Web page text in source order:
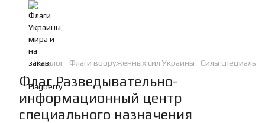
Каталог Флаги вооруженных сил Украины Силы
Флаг Разведывательно-
информационный центр
специального назначения